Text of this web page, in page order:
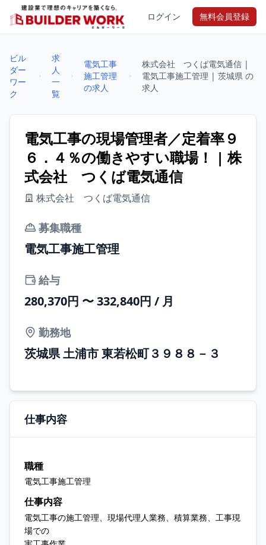
ログイン 無料会員登録
ビル
ダー
ワー
ク
求
人
一
覧
電気工事
施工管理
の求人
株式会社 つくば電気通信 |
電気工事施工管理 | 茨城県 の
求人
電気工事の現場管理者／定着率９
６．４％の働きやすい職場！ | 株
式会社 つくば電気通信
株式会社 つくば電気通信
募集職種
電気工事施工管理
給与
280,370円 〜 332,840円 / 月
勤務地
茨城県 土浦市 東若松町３９８８－３
仕事内容
職種
電気工事施工管理
仕事内容
電気工事の施工管理、現場代理人業務、積算業務、工事現
場での